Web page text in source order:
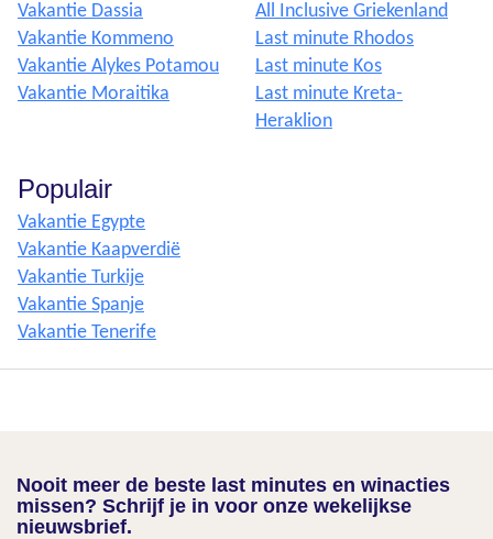
Vakantie Dassia
Vakantie Kommeno
Vakantie Alykes Potamou
Vakantie Moraitika
All Inclusive Griekenland
Last minute Rhodos
Last minute Kos
Last minute Kreta-
Heraklion
Populair
Vakantie Egypte
Vakantie Kaapverdië
Vakantie Turkije
Vakantie Spanje
Vakantie Tenerife
Nooit meer de beste last minutes en winacties
missen? Schrijf je in voor onze wekelijkse
nieuwsbrief.